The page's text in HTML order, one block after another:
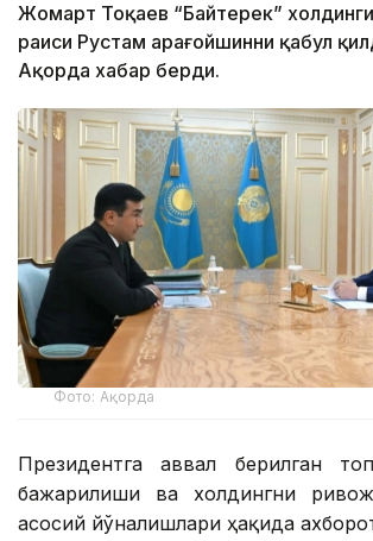
Жомарт Тоқаев “Байтерек”
раиси Рустам Қарағойшинни қабул
Ақорда хабар берди.
Фото: Ақорда
Президентга аввал берилган
бажарилиши ва холдингни
асосий йўналишлари ҳақида